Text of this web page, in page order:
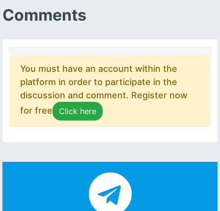
Comments
You must have an account within the
platform in order to participate in the
discussion and comment. Register now
for free
Click here